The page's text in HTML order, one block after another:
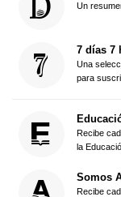
Un
7 días 7
Una
para
Recibe
la
Somos
Recibe